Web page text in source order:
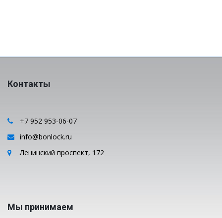
Контакты
+7 952 953-06-07
info@bonlock.ru
Ленинский проспект, 172
Мы принимаем